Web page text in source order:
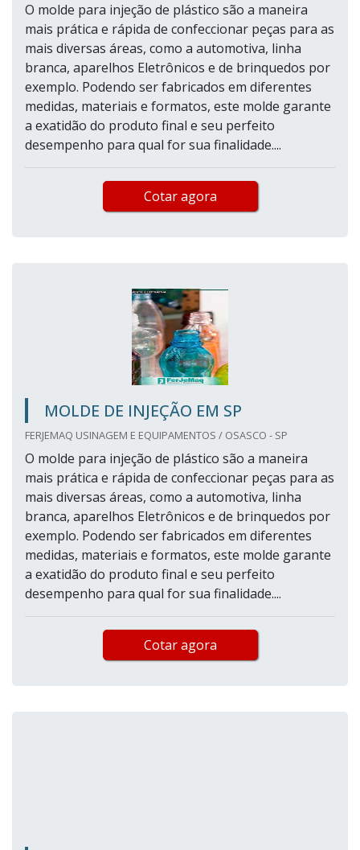
O molde para injeção de plástico são a maneira
mais prática e rápida de confeccionar peças para as
mais diversas áreas, como a automotiva, linha
branca, aparelhos Eletrônicos e de brinquedos por
exemplo. Podendo ser fabricados em diferentes
medidas, materiais e formatos, este molde garante
a exatidão do produto final e seu perfeito
desempenho para qual for sua finalidade....
Cotar agora
MOLDE DE INJEÇÃO EM SP
FERJEMAQ USINAGEM E EQUIPAMENTOS / OSASCO - SP
O molde para injeção de plástico são a maneira
mais prática e rápida de confeccionar peças para as
mais diversas áreas, como a automotiva, linha
branca, aparelhos Eletrônicos e de brinquedos por
exemplo. Podendo ser fabricados em diferentes
medidas, materiais e formatos, este molde garante
a exatidão do produto final e seu perfeito
desempenho para qual for sua finalidade....
Cotar agora